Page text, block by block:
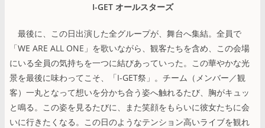
I-GET オールスターズ
最後に、この日出演した全グループが、舞台へ集結。全員で
「WE ARE ALL ONE」を歌いながら、観客たちを含め、この会場
にいる全員の気持ちを一つに結びあっていった。この華やかな光
景を最後に味わってこそ、「I-GET祭」。チーム（メンバー／観
客）一丸となって想いを分かち合う姿へ触れるたび、胸がキュッ
と鳴る。この姿を見るたびに、また笑顔をもらいに彼女たちに会
いに行きたくなる。この日のようなテンション高いライブを観れ